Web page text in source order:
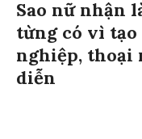
Sao nữ nhận
từng có vì
nghiệp, thoại
diễn